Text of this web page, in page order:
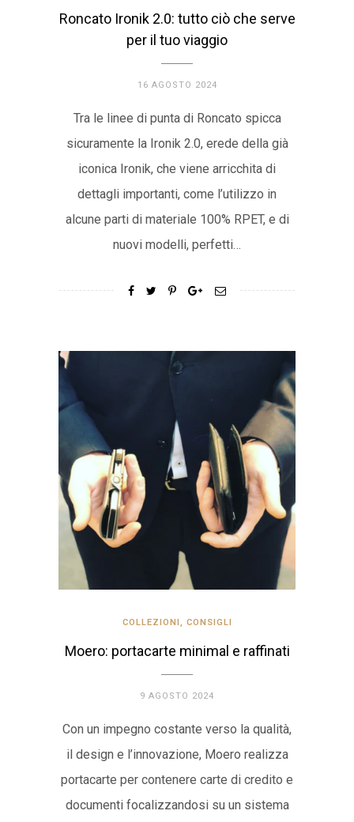
Roncato Ironik 2.0: tutto ciò che serve
per il tuo viaggio
16 AGOSTO 2024
Tra le linee di punta di Roncato spicca
sicuramente la Ironik 2.0, erede della già
iconica Ironik, che viene arricchita di
dettagli importanti, come l’utilizzo in
alcune parti di materiale 100% RPET, e di
nuovi modelli, perfetti…
COLLEZIONI , CONSIGLI
Moero: portacarte minimal e raffinati
9 AGOSTO 2024
Con un impegno costante verso la qualità,
il design e l’innovazione, Moero realizza
portacarte per contenere carte di credito e
documenti focalizzandosi su un sistema